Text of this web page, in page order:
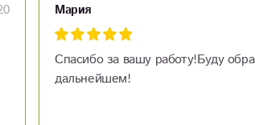
Мария
Спасибо за вашу работу!Буду
дальнейшем!